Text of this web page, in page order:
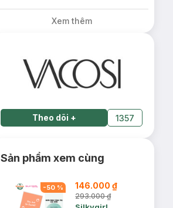
Xem thêm
Theo dõi + 1357
Sản phẩm xem cùng
-50 % 146.000 ₫
293.000 ₫